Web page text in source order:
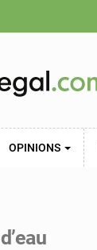
OPINIONS